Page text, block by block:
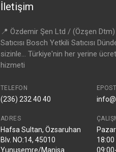
İletişim
📍 Özdemir Şen Ltd / (Özşen
Satıcısı Bosch Yetkili Satıcısı
sizinle... Türkiye'nin her yerine
hizmeti
TELEFON
(236) 232 40 40
ADRES
Hafsa Sultan, Özsaruhan
Blv. NO:14, 45010
Yunusemre/Manisa